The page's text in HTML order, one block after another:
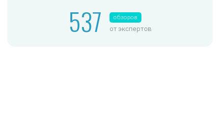
537 обзоров
от экспертов